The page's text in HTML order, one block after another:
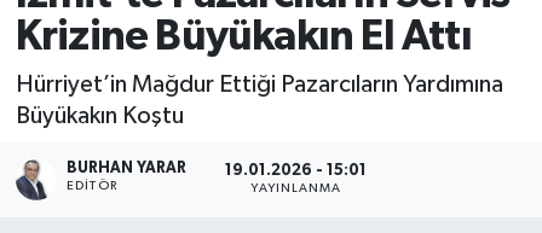
Krizine Büyükakın El Attı
Hürriyet’in Mağdur Ettiği Pazarcıların Yardımına
Büyükakın Koştu
BURHAN YARAR
EDITÖR
19.01.2026 - 15:01
YAYINLANMA
Süper Lig Puan Durumu ve Fikstür
Son Dakika Haberleri
Haber Arşivi